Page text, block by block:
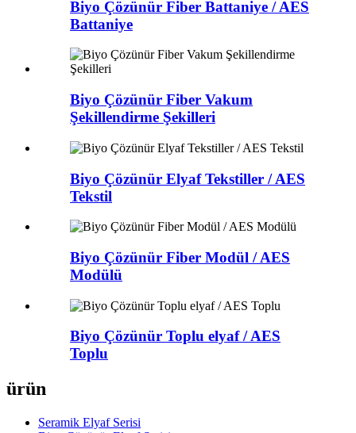
Biyo Çözünür Fiber Battaniye / AES
Battaniye
Biyo Çözünür Fiber Vakum
Şekillendirme Şekilleri
Biyo Çözünür Elyaf Tekstiller / AES
Tekstil
Biyo Çözünür Fiber Modül / AES
Modülü
Biyo Çözünür Toplu elyaf / AES
Toplu
ürün
Seramik Elyaf Serisi